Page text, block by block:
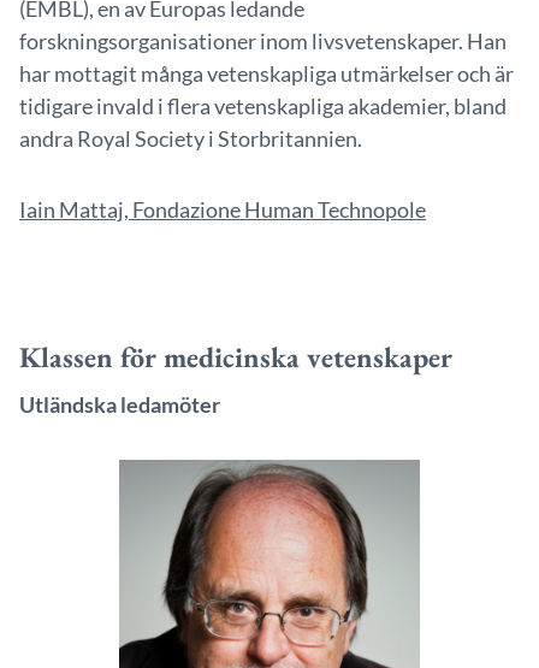
(EMBL), en av Europas ledande
forskningsorganisationer inom livsvetenskaper. Han
har mottagit många vetenskapliga utmärkelser och är
tidigare invald i flera vetenskapliga akademier, bland
andra Royal Society i Storbritannien.
Iain Mattaj, Fondazione Human Technopole
Klassen för medicinska vetenskaper
Utländska ledamöter